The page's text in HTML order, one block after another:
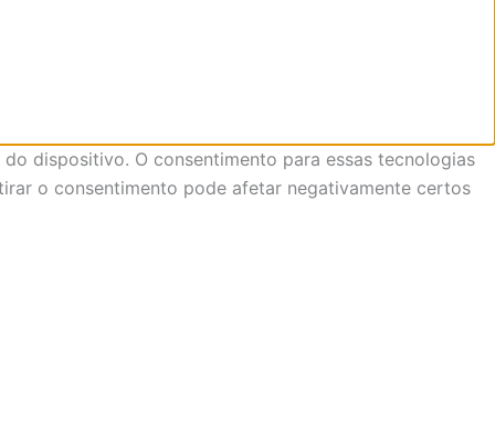
dispositivo. O consentimento para essas tecnologias
o consentimento pode afetar negativamente certos